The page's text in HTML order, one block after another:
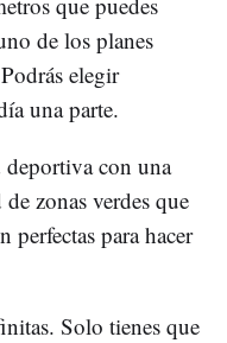
de los planes
elegir
una parte.
deportiva con una
zonas verdes que
perfectas para hacer
Solo tienes que